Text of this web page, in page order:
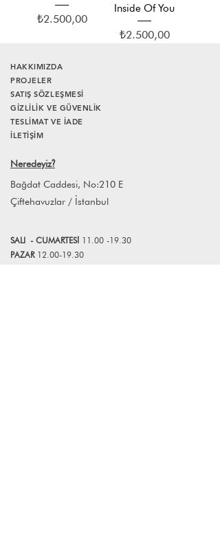
Fiyat
₺2.500,00
Inside Of You
Fiyat
₺2.500,00
HAKKIMIZDA
PROJELER
SATIŞ SÖZLEŞMESİ
GİZLİLİK VE GÜVENLİK
TESLİMAT VE İADE
İLETİŞİM
Neredeyiz?
Bağdat Caddesi, No:210 E
Çiftehavuzlar / İstanbul
SALI - CUMARTESİ 11.00 -19.30
PAZAR 12.00-19.30